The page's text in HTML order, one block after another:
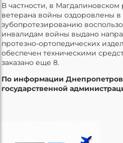
В частности, в
ветерана войны оздоровлены в
зубопротезированию
инвалидам войны выдано
протезно-ортопедических
обеспечен техническими
заказано еще 8.
По информации
государственной